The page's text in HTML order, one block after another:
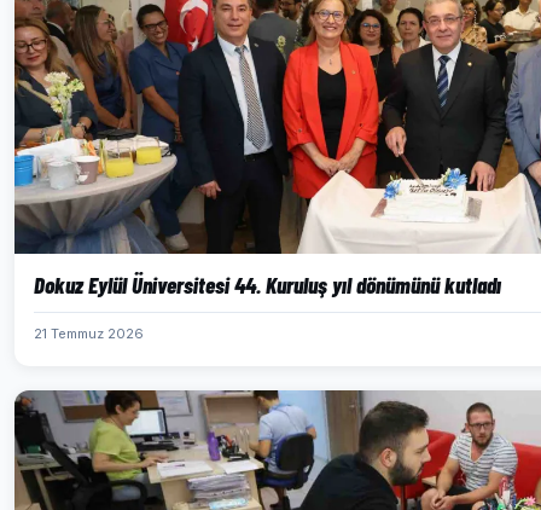
Dokuz Eylül Üniversitesi 44. Kuruluş yıl dönümünü kutladı
21 Temmuz 2026